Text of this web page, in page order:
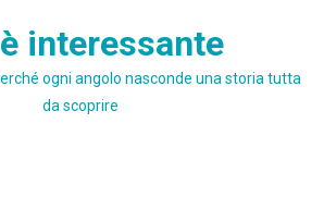
interessante
ogni angolo nasconde una storia tutta
da scoprire